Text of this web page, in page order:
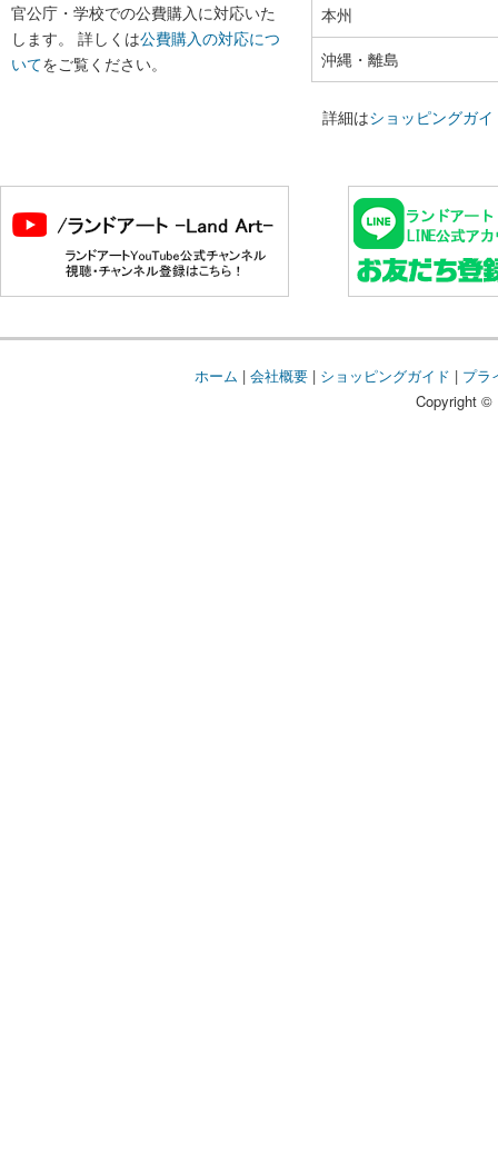
官公庁・学校での公費購入に対応いた
します。 詳しくは公費購入の対応につ
いてをご覧ください。
本州
沖縄・離島
詳細はショッピングガイ
ホーム | 会社概要| ショッピングガイド | プラ
Copyright ©